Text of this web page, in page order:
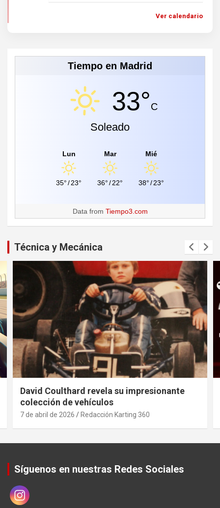
Ver calendario
Tiempo en Madrid
33°C
Soleado
Lun
35°/23°
Mar
36°/22°
Mié
38°/23°
Data from Tiempo3.com
Técnica y Mecánica
David Coulthard revela su impresionante
colección de vehículos
7 de abril de 2026 Redacción Karting 360
Síguenos en nuestras Redes Sociales